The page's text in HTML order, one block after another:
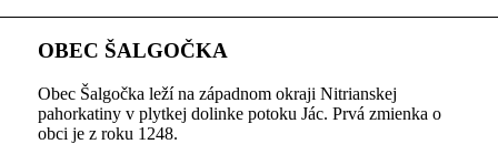
OBEC ŠALGOČKA
Obec Šalgočka leží na západnom okraji Nitrianskej
pahorkatiny v plytkej dolinke potoku Jác. Prvá zmienka o
obci je z roku 1248.